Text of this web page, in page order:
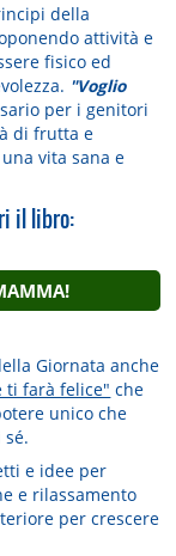
della
attività e
fisico ed
"Voglio
per i genitori
di frutta e
vita sana e
il libro:
Giornata anche
ti farà felice" che
unico che
e idee per
e rilassamento
per crescere